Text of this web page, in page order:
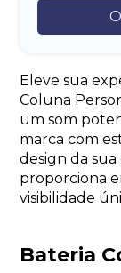
Eleve sua
Coluna
um som
marca com
design da
proporciona
visibilidade
Bateria